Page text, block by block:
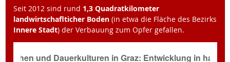
Seit 2012 sind rund 1,3 Quadratkilometer
landwirtschaflticher Boden(in etwa die Fläche des Bezirks
Innere Stadt) der Verbauung zum Opfer gefallen.